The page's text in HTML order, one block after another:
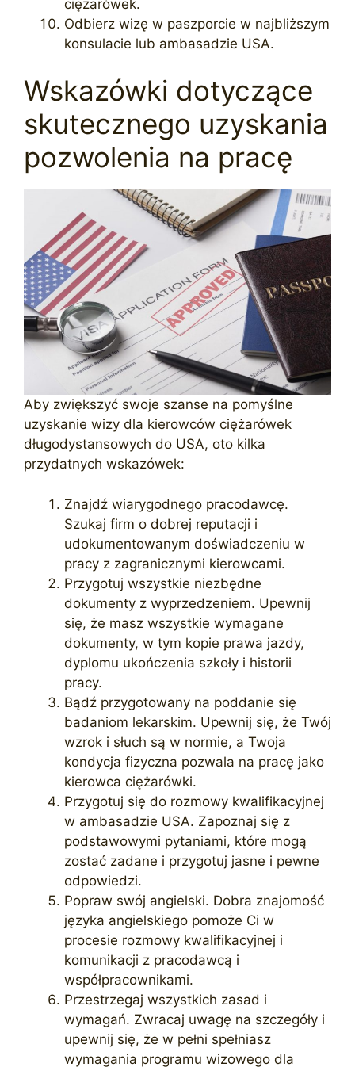
ciężarówek.
Odbierz wizę w paszporcie w najbliższym
konsulacie lub ambasadzie USA.
Wskazówki dotyczące
skutecznego uzyskania
pozwolenia na pracę
Aby zwiększyć swoje szanse na pomyślne
uzyskanie wizy dla kierowców ciężarówek
długodystansowych do USA, oto kilka
przydatnych wskazówek:
Znajdź wiarygodnego pracodawcę.
Szukaj firm o dobrej reputacji i
udokumentowanym doświadczeniu w
pracy z zagranicznymi kierowcami.
Przygotuj wszystkie niezbędne
dokumenty z wyprzedzeniem. Upewnij
się, że masz wszystkie wymagane
dokumenty, w tym kopie prawa jazdy,
dyplomu ukończenia szkoły i historii
pracy.
Bądź przygotowany na poddanie się
badaniom lekarskim. Upewnij się, że Twój
wzrok i słuch są w normie, a Twoja
kondycja fizyczna pozwala na pracę jako
kierowca ciężarówki.
Przygotuj się do rozmowy kwalifikacyjnej
w ambasadzie USA. Zapoznaj się z
podstawowymi pytaniami, które mogą
zostać zadane i przygotuj jasne i pewne
odpowiedzi.
Popraw swój angielski. Dobra znajomość
języka angielskiego pomoże Ci w
procesie rozmowy kwalifikacyjnej i
komunikacji z pracodawcą i
współpracownikami.
Przestrzegaj wszystkich zasad i
wymagań. Zwracaj uwagę na szczegóły i
upewnij się, że w pełni spełniasz
wymagania programu wizowego dla